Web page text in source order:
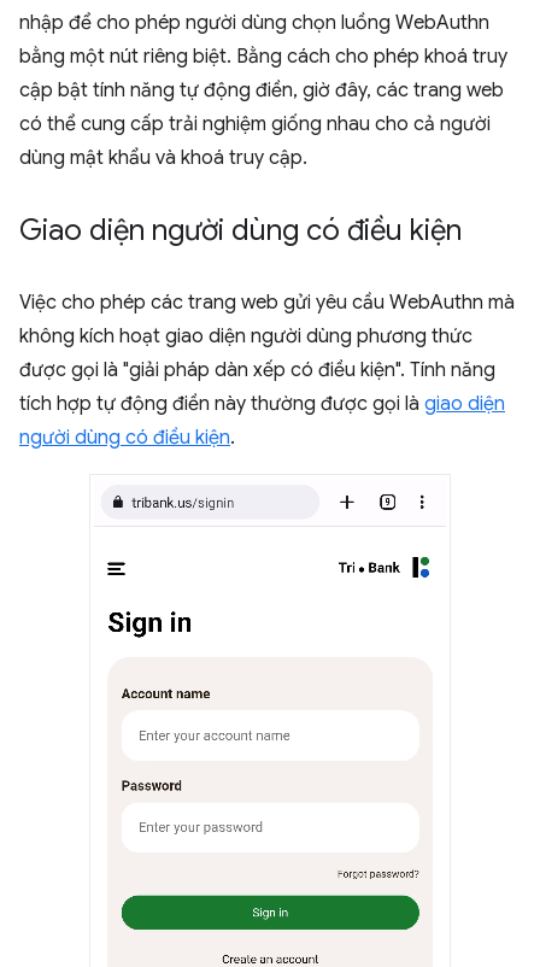
nhập để cho phép người dùng chọn luồng WebAuthn
bằng một nút riêng biệt. Bằng cách cho phép khoá truy
cập bật tính năng tự động điền, giờ đây, các trang web
có thể cung cấp trải nghiệm giống nhau cho cả người
dùng mật khẩu và khoá truy cập.
Giao diện người dùng có điều kiện
Việc cho phép các trang web gửi yêu cầu WebAuthn mà
không kích hoạt giao diện người dùng phương thức
được gọi là "giải pháp dàn xếp có điều kiện". Tính năng
tích hợp tự động điền này thường được gọi là giao diện
người dùng có điều kiện.